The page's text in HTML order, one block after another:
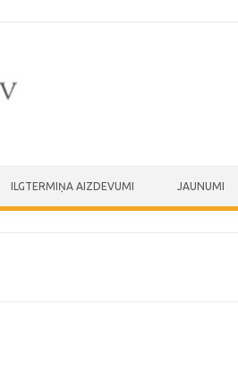
ILGTERMIŅA AIZDEVUMI JAUNUMI